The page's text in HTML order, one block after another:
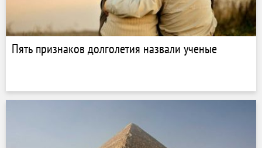
Пять признаков долголетия назвали ученые